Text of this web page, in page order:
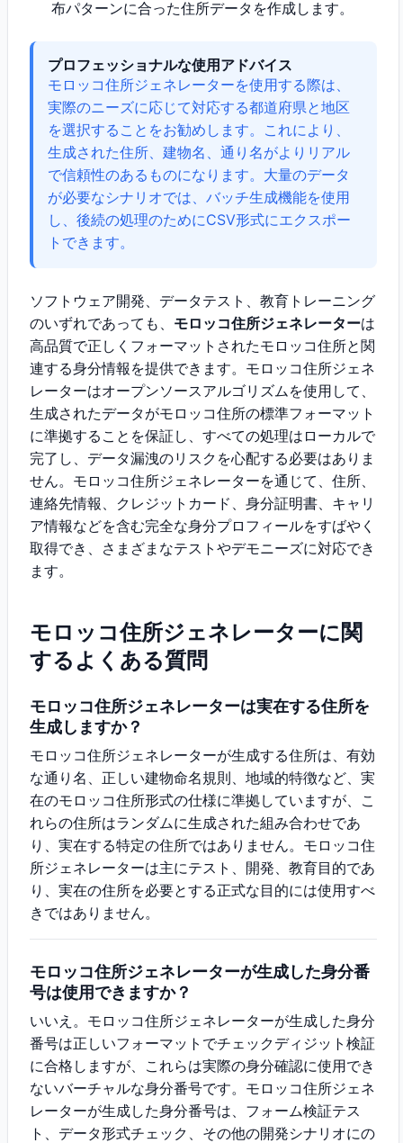
布パターンに合った住所データを作成します。
プロフェッショナルな使用アドバイス
モロッコ住所ジェネレーターを使用する際は、
実際のニーズに応じて対応する都道府県と地区
を選択することをお勧めします。これにより、
生成された住所、建物名、通り名がよりリアル
で信頼性のあるものになります。大量のデータ
が必要なシナリオでは、バッチ生成機能を使用
し、後続の処理のためにCSV形式にエクスポー
トできます。
ソフトウェア開発、データテスト、教育トレーニング
のいずれであっても、 モロッコ住所ジェネレーターは
高品質で正しくフォーマットされたモロッコ住所と関
連する身分情報を提供できます。モロッコ住所ジェネ
レーターはオープンソースアルゴリズムを使用して、
生成されたデータがモロッコ住所の標準フォーマット
に準拠することを保証し、すべての処理はローカルで
完了し、データ漏洩のリスクを心配する必要はありま
せん。モロッコ住所ジェネレーターを通じて、住所、
連絡先情報、クレジットカード、身分証明書、キャリ
ア情報などを含む完全な身分プロフィールをすばやく
取得でき、さまざまなテストやデモニーズに対応でき
ます。
モロッコ住所ジェネレーターに関
するよくある質問
モロッコ住所ジェネレーターは実在する住所を
生成しますか？
モロッコ住所ジェネレーターが生成する住所は、有効
な通り名、正しい建物命名規則、地域的特徴など、実
在のモロッコ住所形式の仕様に準拠していますが、こ
れらの住所はランダムに生成された組み合わせであ
り、実在する特定の住所ではありません。モロッコ住
所ジェネレーターは主にテスト、開発、教育目的であ
り、実在の住所を必要とする正式な目的には使用すべ
きではありません。
モロッコ住所ジェネレーターが生成した身分番
号は使用できますか？
いいえ。モロッコ住所ジェネレーターが生成した身分
番号は正しいフォーマットでチェックディジット検証
に合格しますが、これらは実際の身分確認に使用でき
ないバーチャルな身分番号です。モロッコ住所ジェネ
レーターが生成した身分番号は、フォーム検証テス
ト、データ形式チェック、その他の開発シナリオにの